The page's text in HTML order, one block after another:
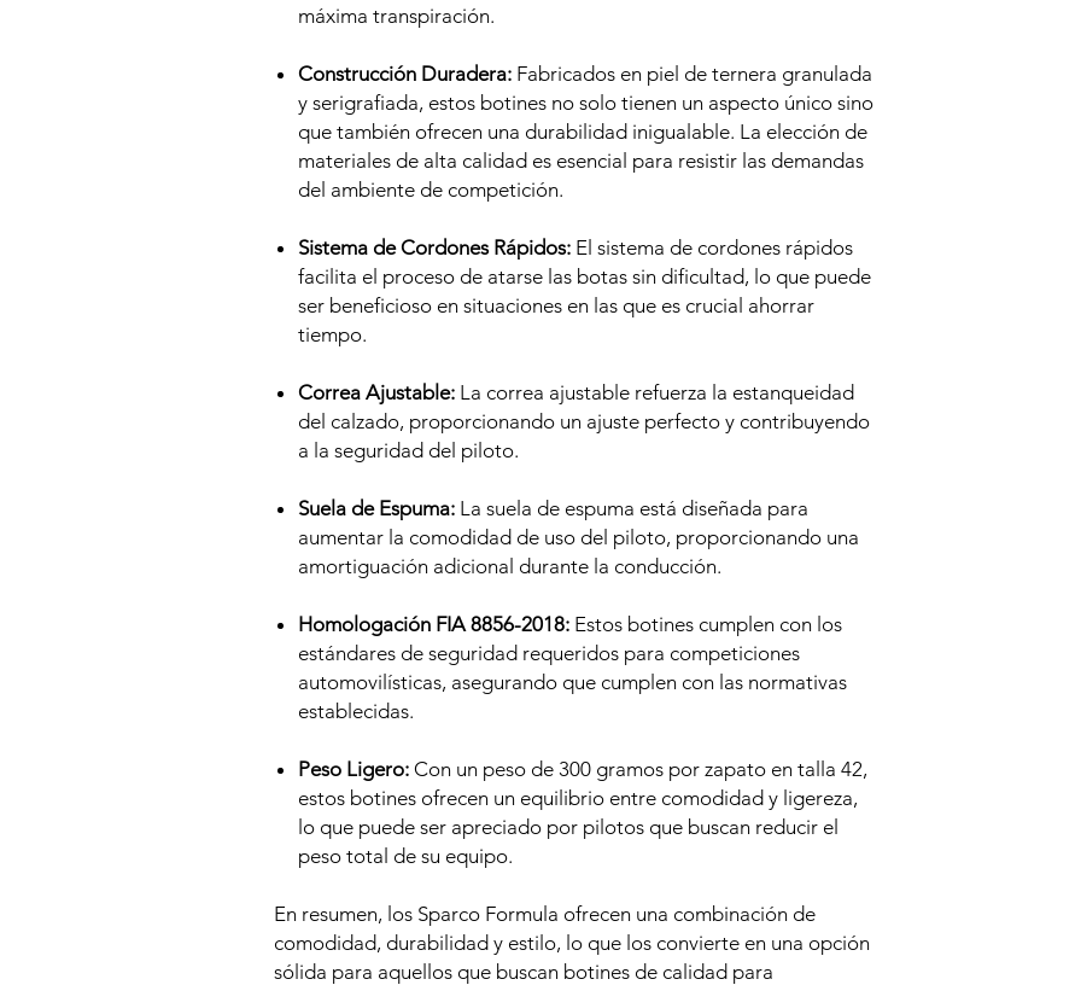
máxima transpiración.
Construcción Duradera: Fabricados en piel de ternera granulada
y serigrafiada, estos botines no solo tienen un aspecto único sino
que también ofrecen una durabilidad inigualable. La elección de
materiales de alta calidad es esencial para resistir las demandas
del ambiente de competición.
Sistema de Cordones Rápidos: El sistema de cordones rápidos
facilita el proceso de atarse las botas sin dificultad, lo que puede
ser beneficioso en situaciones en las que es crucial ahorrar
tiempo.
Correa Ajustable: La correa ajustable refuerza la estanqueidad
del calzado, proporcionando un ajuste perfecto y contribuyendo
a la seguridad del piloto.
Suela de Espuma: La suela de espuma está diseñada para
aumentar la comodidad de uso del piloto, proporcionando una
amortiguación adicional durante la conducción.
Homologación FIA 8856-2018: Estos botines cumplen con los
estándares de seguridad requeridos para competiciones
automovilísticas, asegurando que cumplen con las normativas
establecidas.
Peso Ligero: Con un peso de 300 gramos por zapato en talla 42,
estos botines ofrecen un equilibrio entre comodidad y ligereza,
lo que puede ser apreciado por pilotos que buscan reducir el
peso total de su equipo.
En resumen, los Sparco Formula ofrecen una combinación de
comodidad, durabilidad y estilo, lo que los convierte en una opción
sólida para aquellos que buscan botines de calidad para